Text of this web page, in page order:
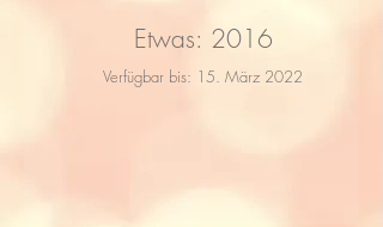
Etwas: 2016
Verfügbar bis: 15. März 2022